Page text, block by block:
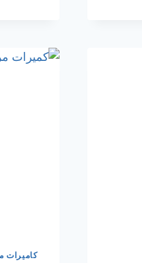
كاميرات